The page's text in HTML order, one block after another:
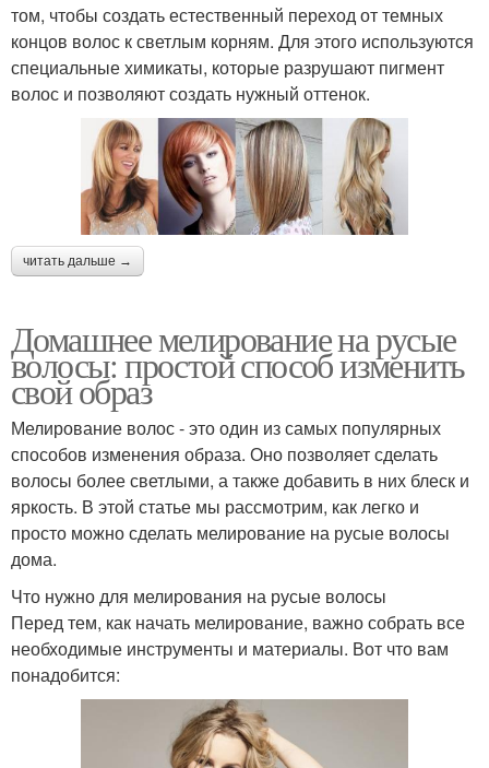
том, чтобы создать естественный переход от темных
концов волос к светлым корням. Для этого используются
специальные химикаты, которые разрушают пигмент
волос и позволяют создать нужный оттенок.
читать дальше →
Домашнее мелирование на русые
волосы: простой способ изменить
свой образ
Мелирование волос - это один из самых популярных
способов изменения образа. Оно позволяет сделать
волосы более светлыми, а также добавить в них блеск и
яркость. В этой статье мы рассмотрим, как легко и
просто можно сделать мелирование на русые волосы
дома.
Что нужно для мелирования на русые волосы
Перед тем, как начать мелирование, важно собрать все
необходимые инструменты и материалы. Вот что вам
понадобится: